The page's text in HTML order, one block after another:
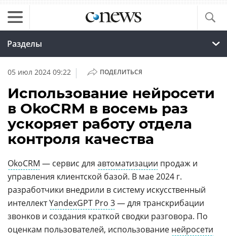
Разделы
05 июл 2024 09:22 | ПОДЕЛИТЬСЯ
Использование нейросети
в OkoCRM в восемь раз
ускоряет работу отдела
контроля качества
OkoCRM — сервис для автоматизации продаж и
управления клиентской базой. В мае 2024 г.
разработчики внедрили в систему искусственный
интеллектYandexGPT Pro 3— для транскрибации
звонков и создания краткой сводки разговора. По
оценкам пользователей, использование нейросети